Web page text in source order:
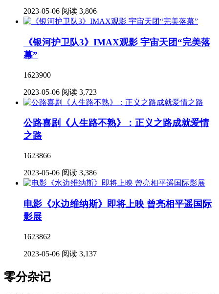
2023-05-06 阅读 3,806
《银河护卫队3》IMAX观影 宇宙天团“完美落
幕”
1623900
2023-05-06 阅读 3,723
公路喜剧《人生路不熟》：正义之路成就爱情
之路
1623866
2023-05-06 阅读 3,386
电影《水边维纳斯》即将上映 曾亮相平遥国际
影展
1623862
2023-05-06 阅读 3,137
零分杂记